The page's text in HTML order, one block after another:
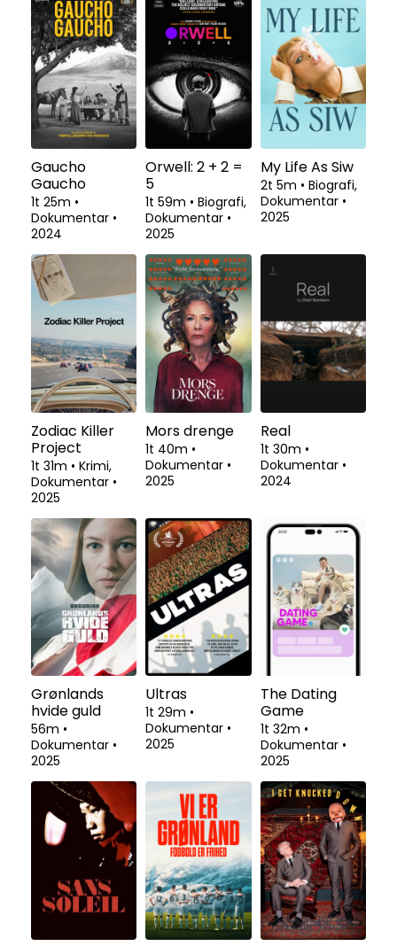
Se fra
Gaucho
Gaucho
1t 25m •
Dokumentar •
2024
Se fra
Orwell: 2 + 2 =
5
1t 59m • Biografi,
Dokumentar •
2025
My Life As Siw
2t 5m • Biografi,
Dokumentar •
2025
Zodiac Killer
Project
1t 31m • Krimi,
Dokumentar •
2025
Mors drenge
1t 40m •
Dokumentar •
2025
Real
1t 30m •
Dokumentar •
2024
Grønlands
hvide guld
56m •
Dokumentar •
2025
Ultras
1t 29m •
Dokumentar •
2025
The Dating
Game
1t 32m •
Dokumentar •
2025